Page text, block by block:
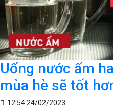
Uống nước ấm
mùa hè sẽ tốt
12:54 24/02/2023